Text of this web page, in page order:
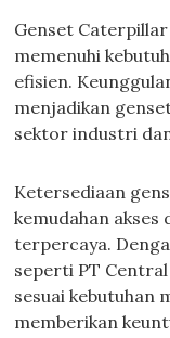
Genset
memenuhi
efisien.
menjadikan
sektor industri
Ketersediaan
kemudahan akses
terpercaya.
seperti PT
sesuai kebutuhan
memberikan